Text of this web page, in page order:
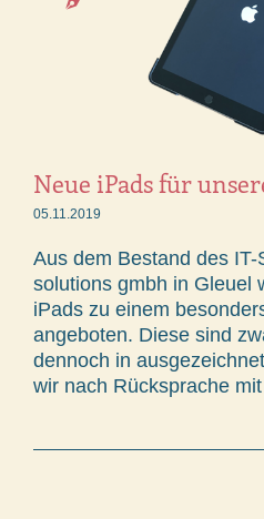
Neue iPads für
05.11.2019
Aus dem Bestand des
solutions gmbh in Gleuel
iPads zu einem
angeboten. Diese sind
dennoch in
wir nach Rücksprache mit